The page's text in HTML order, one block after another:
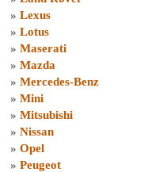
» Lexus
» Lotus
» Maserati
» Mazda
» Mercedes-Benz
» Mini
» Mitsubishi
» Nissan
» Opel
» Peugeot